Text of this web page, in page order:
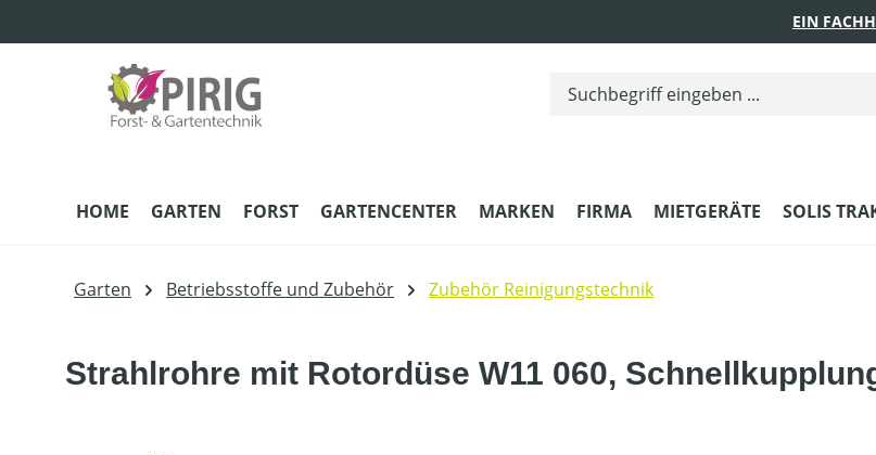
EIN
HOME GARTEN FORST GARTENCENTER MARKEN FIRMA MIETGERÄTE SOLIS
Garten Betriebsstoffe und Zubehör Zubehör Reinigungstechnik
Strahlrohre mit Rotordüse W11 060,